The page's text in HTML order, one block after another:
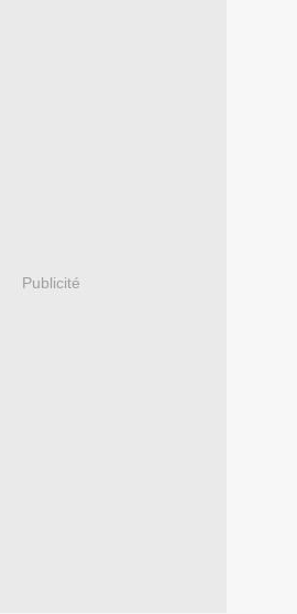
Publicité